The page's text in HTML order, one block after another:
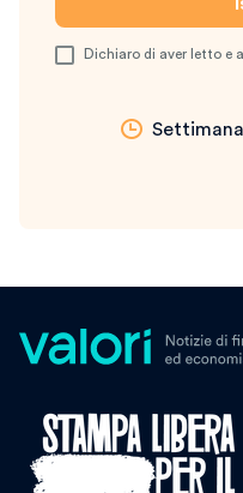
Dichiaro di aver letto e